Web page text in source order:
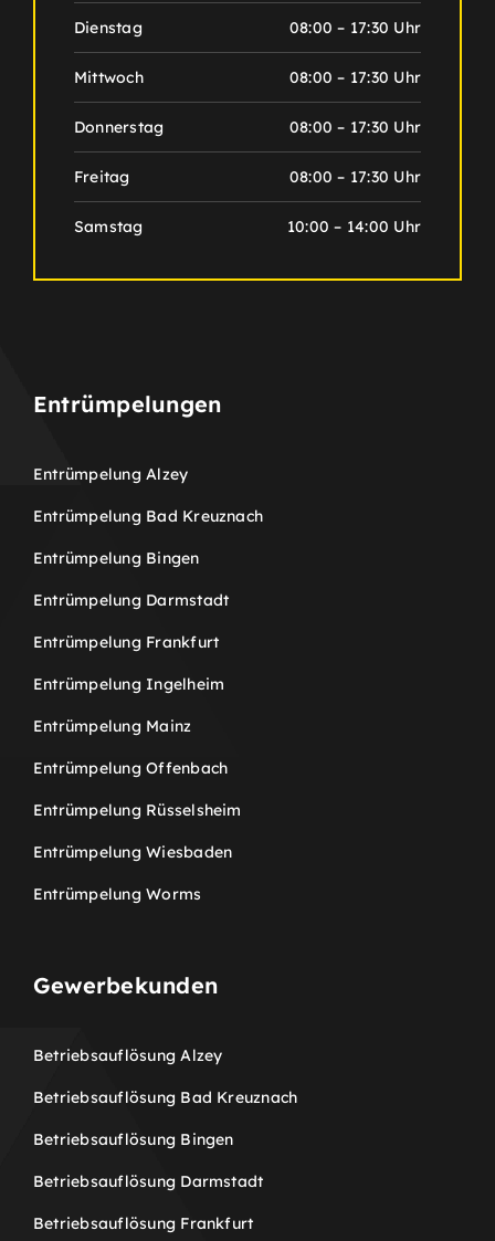
Dienstag 08:00 – 17:30 Uhr
Mittwoch 08:00 – 17:30 Uhr
Donnerstag 08:00 – 17:30 Uhr
Freitag 08:00 – 17:30 Uhr
Samstag 10:00 – 14:00 Uhr
Entrümpelungen
Entrümpelung Alzey
Entrümpelung Bad Kreuznach
Entrümpelung Bingen
Entrümpelung Darmstadt
Entrümpelung Frankfurt
Entrümpelung Ingelheim
Entrümpelung Mainz
Entrümpelung Offenbach
Entrümpelung Rüsselsheim
Entrümpelung Wiesbaden
Entrümpelung Worms
Gewerbekunden
Betriebsauflösung Alzey
Betriebsauflösung Bad Kreuznach
Betriebsauflösung Bingen
Betriebsauflösung Darmstadt
Betriebsauflösung Frankfurt